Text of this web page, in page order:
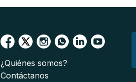
¿Quiénes somos?
Contáctanos